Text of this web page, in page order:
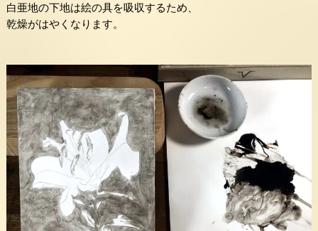
白亜地の下地は絵の具を吸収するため、
乾燥がはやくなります。